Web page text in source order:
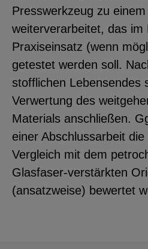
Presswerkzeug zu
weiterverarbeitet, das im
Praxiseinsatz (wenn
getestet werden soll.
stofflichen Lebensendes
Verwertung des
Materials anschließen.
einer Abschlussarbeit
Vergleich mit dem
Glasfaser-verstärkten
(ansatzweise) bewertet
Einbinden
Standortdaten
Stellenanzeigen.
YouTube
ChatBot